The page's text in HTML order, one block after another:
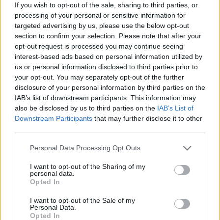
If you wish to opt-out of the sale, sharing to third parties, or
processing of your personal or sensitive information for
targeted advertising by us, please use the below opt-out
section to confirm your selection. Please note that after your
opt-out request is processed you may continue seeing
interest-based ads based on personal information utilized by
us or personal information disclosed to third parties prior to
your opt-out. You may separately opt-out of the further
disclosure of your personal information by third parties on the
IAB’s list of downstream participants. This information may
also be disclosed by us to third parties on the IAB’s List of
Downstream Participants that may further disclose it to other
Please note that this website/app uses one or more Google
not limited to your visit or usage behaviour. You may click to
grant or deny consent to Google and its third-party tags to
use your data for below specified purposes in below Google
consent section.
Personal Data Processing Opt Outs
I want to opt-out of the Sharing of my
personal data.
Opted In
I want to opt-out of the Sale of my
Personal Data.
Opted In
2010. 04. 22.|Kultúrpart
Kik, és milyen megfontolások alapján kaphatták meg a
díszpolgár címet a múltban? Érdemek vagy érdekek
játszottak-e nagyobb szerepet a címek kiosztásánál?
tovább
Az év embere gyógyít és olvas
2010. 01. 11.|Kultúrpart